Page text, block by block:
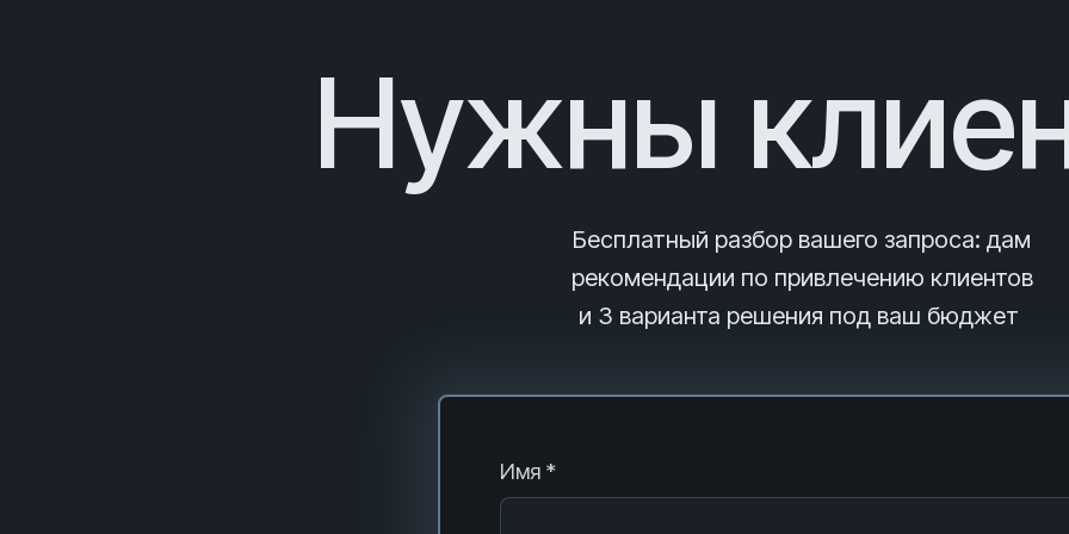
Нужны
Бесплатный разбор вашего запроса: дам
рекомендации по привлечению клиентов
и 3 варианта решения под ваш бюджет
Имя *